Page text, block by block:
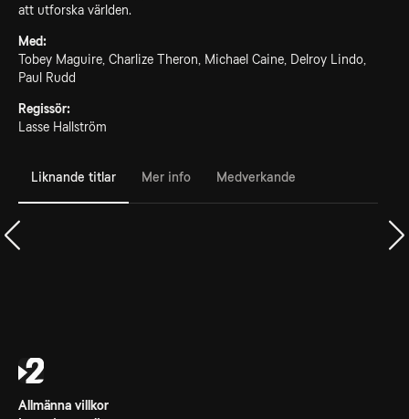
att utforska världen.
Med:
Tobey Maguire, Charlize Theron, Michael Caine, Delroy Lindo,
Paul Rudd
Regissör:
Lasse Hallström
Liknande titlar Mer info Medverkande
Allmänna villkor